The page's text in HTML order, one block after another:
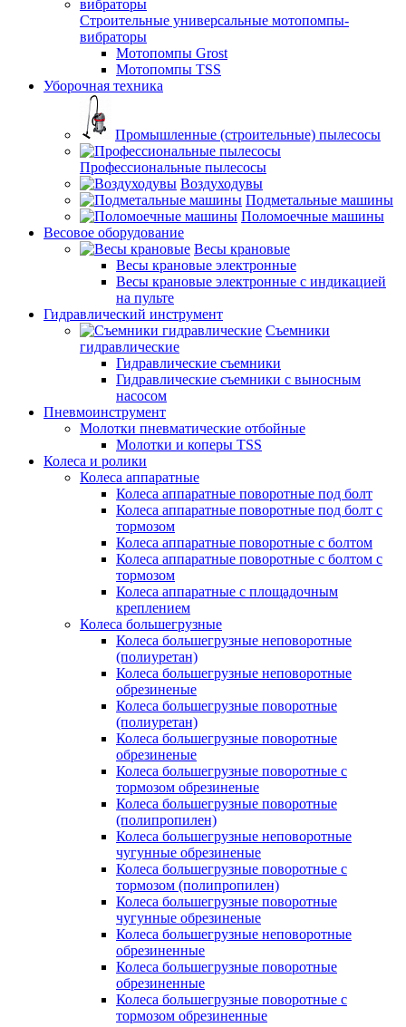
Строительные универсальные мотопомпы-
вибраторы
Мотопомпы Grost
Мотопомпы TSS
Уборочная техника
Промышленные (строительные) пылесосы
Профессиональные пылесосы
Воздуходувы
Подметальные машины
Поломоечные машины
Весовое оборудование
Весы крановые
Весы крановые электронные
Весы крановые электронные с индикацией
на пульте
Гидравлический инструмент
Съемники
гидравлические
Гидравлические съемники
Гидравлические cъемники с выносным
насосом
Пневмоинструмент
Молотки пневматические отбойные
Молотки и коперы TSS
Колеса и ролики
Колеса аппаратные
Колеса аппаратные поворотные под болт
Колеса аппаратные поворотные под болт с
тормозом
Колеса аппаратные поворотные с болтом
Колеса аппаратные поворотные с болтом с
тормозом
Колеса аппаратные с площадочным
креплением
Колеса большегрузные
Колеса большегрузные неповоротные
(полиуретан)
Колеса большегрузные неповоротные
обрезиненые
Колеса большегрузные поворотные
(полиуретан)
Колеса большегрузные поворотные
обрезиненые
Колеса большегрузные поворотные с
тормозом обрезиненые
Колеса большегрузные поворотные
(полипропилен)
Колеса большегрузные неповоротные
чугунные обрезиненые
Колеса большегрузные поворотные с
тормозом (полипропилен)
Колеса большегрузные поворотные
чугунные обрезиненые
Колеса большегрузные неповоротные
обрезиненные
Колеса большегрузные поворотные
обрезиненные
Колеса большегрузные поворотные с
тормозом обрезиненные